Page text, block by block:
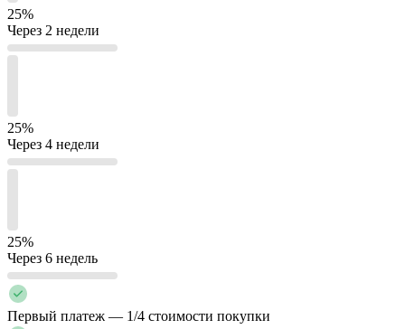
25%
Через 2 недели
25%
Через 4 недели
25%
Через 6 недель
Первый платеж — 1/4 стоимости покупки